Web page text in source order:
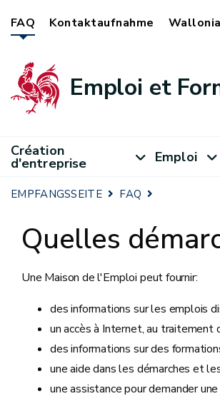
FAQ Kontaktaufnahme
Emploi et
Création
d'entreprise Emploi
EMPFANGSSEITE FAQ
Quelles
Une Maison de l'Emploi peut fournir:
des informations sur les emplois
un accès à Internet, au
des informations sur des
une aide dans les démarches et
une assistance pour demander